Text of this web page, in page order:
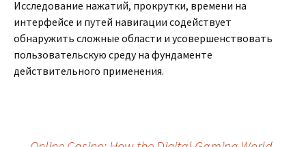
Исследование нажатий, прокрутки, времени на
интерфейсе и путей навигации содействует
обнаружить сложные области и усовершенствовать
пользовательскую среду на фундаменте
действительного применения.